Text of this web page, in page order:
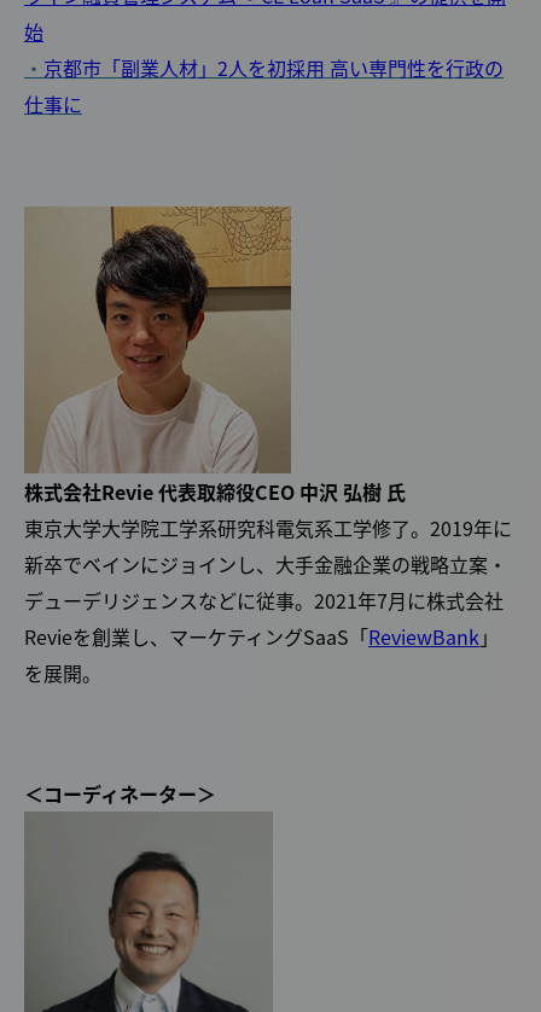
始
・ 京都市「副業人材」2人を初採用 高い専門性を行政の
仕事に
株式会社Revie 代表取締役CEO 中沢 弘樹 氏
東京大学大学院工学系研究科電気系工学修了。2019年に
新卒でベインにジョインし、大手金融企業の戦略立案・
デューデリジェンスなどに従事。2021年7月に株式会社
Revieを創業し、マーケティングSaaS「ReviewBank 」
を展開。
＜コーディネーター＞